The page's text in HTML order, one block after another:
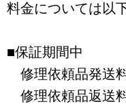
料金については以
■保証期間中
修理依頼品発送料
修理依頼品返送料